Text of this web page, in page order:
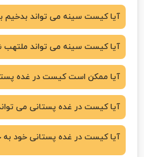
آیا کیست سینه می تواند بدخیم
آیا کیست سینه می تواند ملتهب
آیا ممکن است کیست در غده
آیا کیست در غده پستانی می
آیا کیست در غده پستانی خود به